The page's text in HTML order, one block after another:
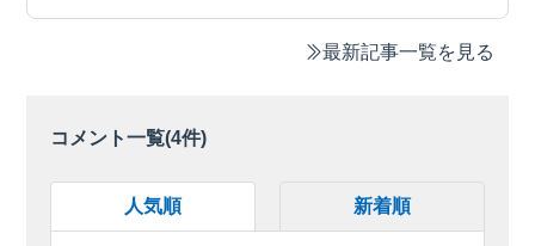
最新記事一覧を見る
コメント一覧(4件)
人気順 新着順